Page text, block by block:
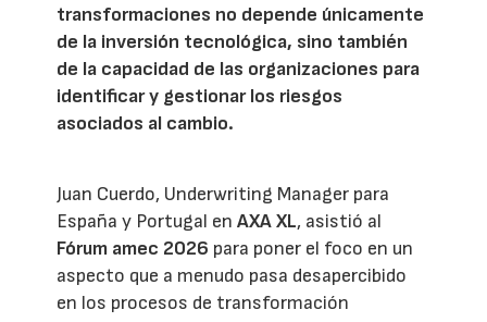
transformaciones no depende únicamente
de la inversión tecnológica, sino también
de la capacidad de las organizaciones para
identificar y gestionar los riesgos
asociados al cambio.
Juan Cuerdo, Underwriting Manager para
España y Portugal enAXA XL, asistió al
Fórum amec 2026 para poner el foco en un
aspecto que a menudo pasa desapercibido
en los procesos de transformación